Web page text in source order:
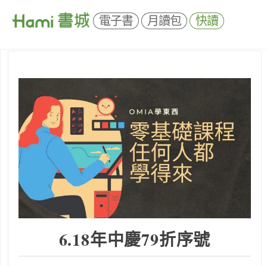
電子書 月讀包 快讀
6.18年中慶79折序號